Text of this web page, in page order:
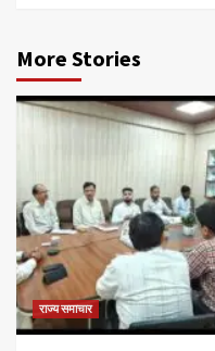
More Stories
राज्य समाचार